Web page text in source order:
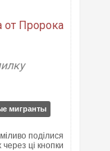
от Пророка
мигранты
поділися
ці кнопки